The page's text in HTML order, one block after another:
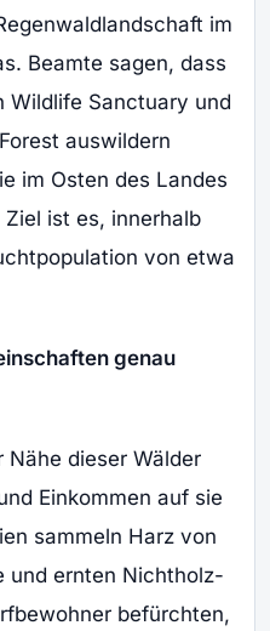
im
Beamte sagen, dass
Wildlife Sanctuary und
auswildern
im Osten des Landes
ist es, innerhalb
von etwa
genau
Nähe dieser Wälder
Einkommen auf sie
sammeln Harz von
und ernten Nichtholz-
befürchten,